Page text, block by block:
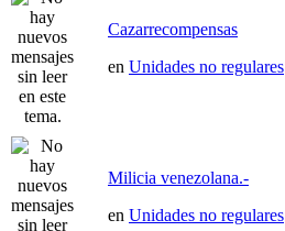
Cazarrecompensas
en Unidades no regulares
Milicia venezolana.-
en Unidades no regulares